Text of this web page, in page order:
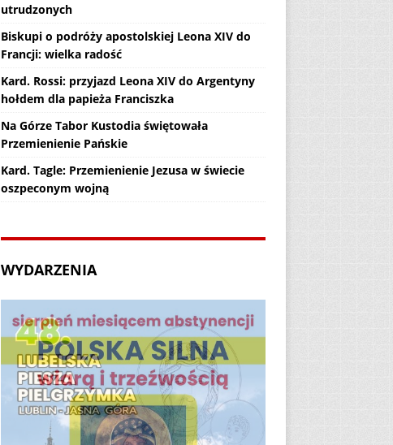
utrudzonych
Biskupi o podróży apostolskiej Leona XIV do
Francji: wielka radość
Kard. Rossi: przyjazd Leona XIV do Argentyny
hołdem dla papieża Franciszka
Na Górze Tabor Kustodia świętowała
Przemienienie Pańskie
Kard. Tagle: Przemienienie Jezusa w świecie
oszpeconym wojną
WYDARZENIA